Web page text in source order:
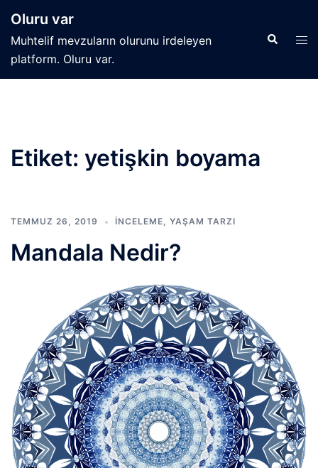
atlaOluru var
Muhtelif mevzuların olurunu irdeleyen
platform. Oluru var.
Search
Etiket: yetişkin boyama
TEMMUZ 26, 2019 İNCELEME, YAŞAM TARZI
Mandala Nedir?